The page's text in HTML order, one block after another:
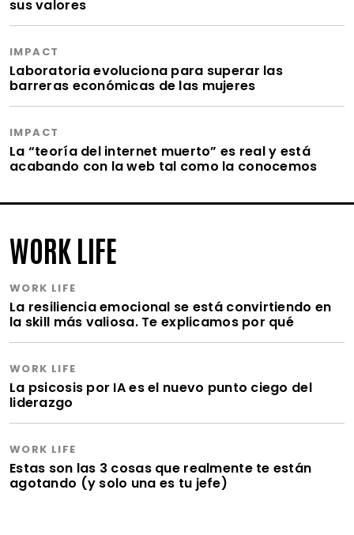
sus valores
IMPACT
Laboratoria evoluciona para superar las
barreras económicas de las mujeres
IMPACT
La “teoría del internet muerto” es real y está
acabando con la web tal como la conocemos
WORK LIFE
WORK LIFE
La resiliencia emocional se está convirtiendo en
la skill más valiosa. Te explicamos por qué
WORK LIFE
La psicosis por IA es el nuevo punto ciego del
liderazgo
WORK LIFE
Estas son las 3 cosas que realmente te están
agotando (y solo una es tu jefe)